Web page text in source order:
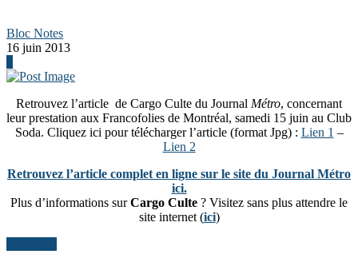
Bloc Notes
16 juin 2013
Retrouvez l’article de Cargo Culte du Journal Métro, concernant
leur prestation aux Francofolies de Montréal, samedi 15 juin au Club
Soda. Cliquez ici pour télécharger l’article (format Jpg) : Lien 1 –
Lien 2
Retrouvez l’article complet en ligne sur le site du Journal Métro
ici.
Plus d’informations surCargo Culte ? Visitez sans plus attendre le
site internet (ici)